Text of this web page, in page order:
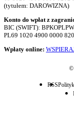
(tytułem: DAROWIZNA)
Konto do wpłat z
BIC (SWIFT): BPKOPLPW
PL69 1020 4900 0000
Wpłaty online:
©
RSS